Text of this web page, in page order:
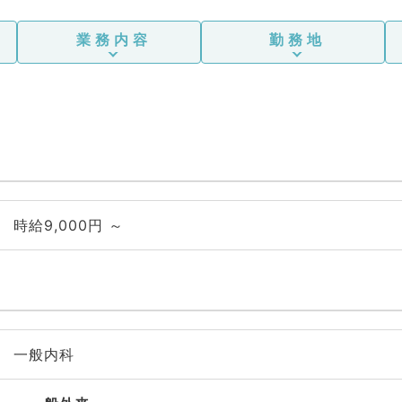
業務内容 勤務地
時給9,000円 ～
一般内科